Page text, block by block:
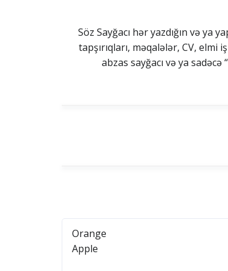
Söz Sayğacı hər yazdığın və ya
tapşırıqları, məqalələr, CV,
abzas sayğacı və ya